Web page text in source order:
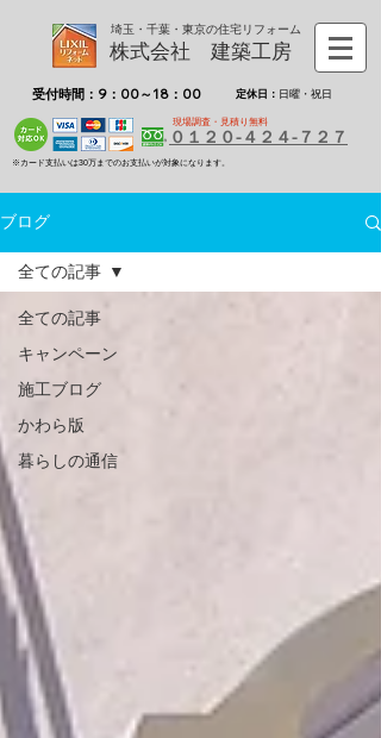
埼玉・千葉・東京の住宅リフォーム
株式会社 建築工房
受付時間：9：00～18：00 定休日： 日曜・祝日
現場調査・見積り無料
０１２０-４２４-７２７
※カード支払いは30万までのお支払いが対象になります。
ブログ
全ての記事
キャンペーン
施工ブログ
かわら版
暮らしの通信
全ての記事